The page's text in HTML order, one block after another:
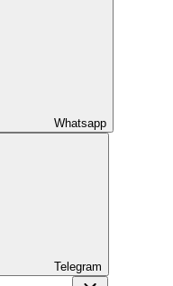
Whatsapp
Telegram